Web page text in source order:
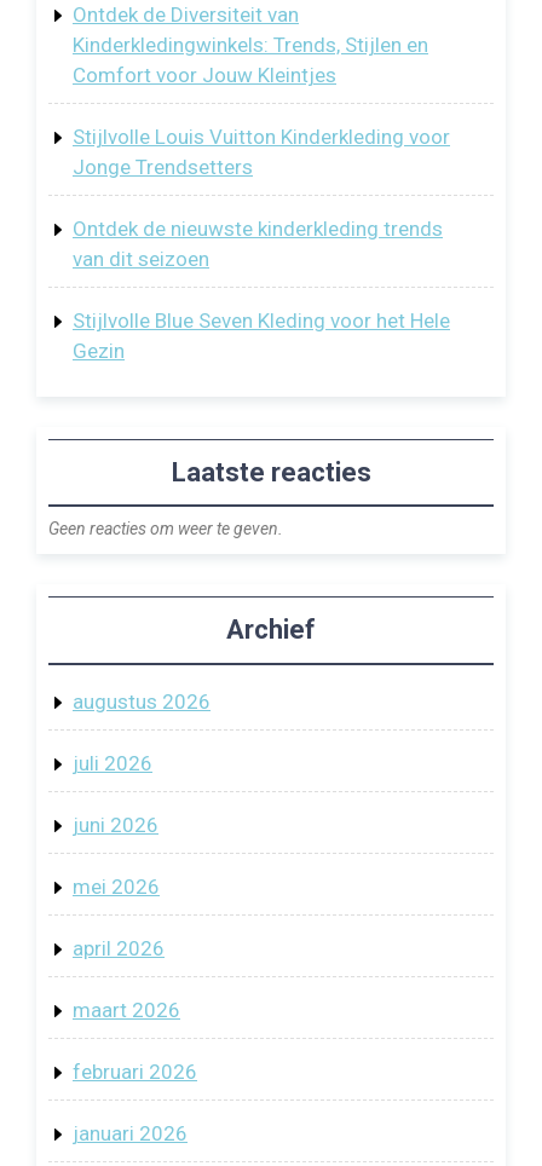
Ontdek de Diversiteit van
Kinderkledingwinkels: Trends, Stijlen en
Comfort voor Jouw Kleintjes
Stijlvolle Louis Vuitton Kinderkleding voor
Jonge Trendsetters
Ontdek de nieuwste kinderkleding trends
van dit seizoen
Stijlvolle Blue Seven Kleding voor het Hele
Gezin
Laatste reacties
Geen reacties om weer te geven.
Archief
augustus 2026
juli 2026
juni 2026
mei 2026
april 2026
maart 2026
februari 2026
januari 2026